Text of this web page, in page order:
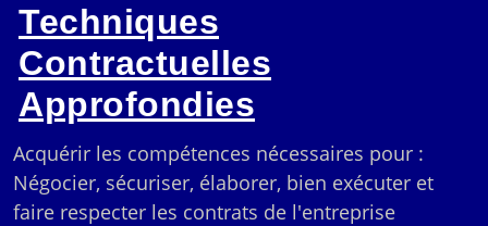
Techniques
Contractuelles
Approfondies
Acquérir les compétences nécessaires pour :
Négocier, sécuriser, élaborer, bien exécuter et
faire respecter les contrats de l'entreprise